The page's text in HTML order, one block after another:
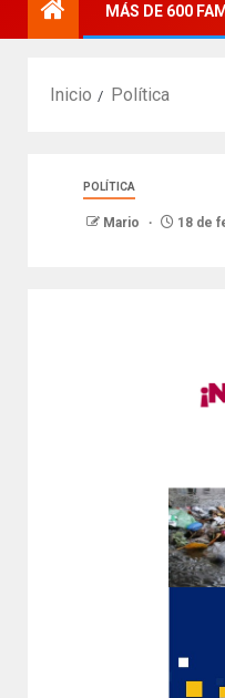
MÁS DE 600
Inicio Política
POLÍTICA
Mario 18 de